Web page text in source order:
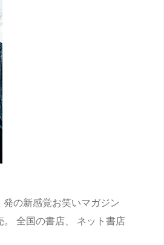
の新感覚お笑いマガジン
。 全国の書店、 ネット書店